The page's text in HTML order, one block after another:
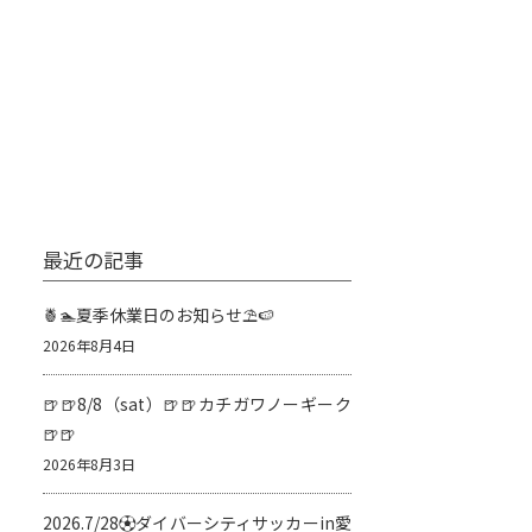
最近の記事
🍍🏊夏季休業日のお知らせ⛱️🍉
2026年8月4日
🍺🍺8/8（sat）🍺🍺カチガワノーギーク
🍺🍺
2026年8月3日
2026.7/28⚽️ダイバーシティサッカーin愛